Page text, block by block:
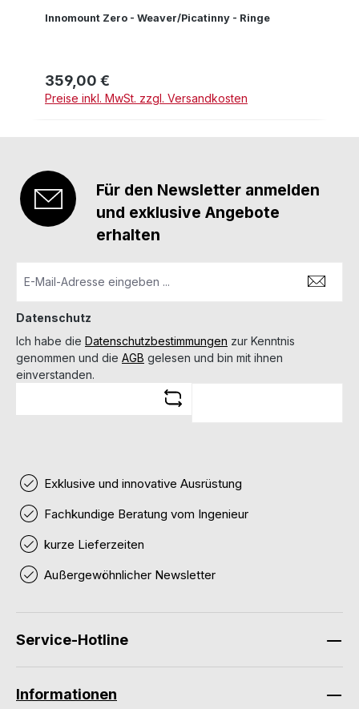
Innomount Zero - Weaver/Picatinny - Ringe
Regulärer Preis:
359,00 €
Preise inkl. MwSt. zzgl. Versandkosten
Für den Newsletter anmelden
und exklusive Angebote
erhalten
Datenschutz
Ich habe die Datenschutzbestimmungen zur Kenntnis
genommen und die AGB gelesen und bin mit ihnen
einverstanden.
Exklusive und innovative Ausrüstung
Fachkundige Beratung vom Ingenieur
kurze Lieferzeiten
Außergewöhnlicher Newsletter
Service-Hotline
Informationen